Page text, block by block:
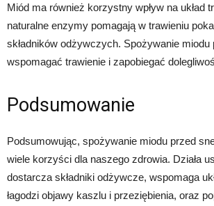
Miód ma również korzystny wpływ na układ
naturalne enzymy pomagają w trawieniu
składników odżywczych. Spożywanie
wspomagać trawienie i zapobiegać
Podsumowanie
Podsumowując, spożywanie miodu przed
wiele korzyści dla naszego zdrowia. Działa
dostarcza składniki odżywcze, wspomaga
łagodzi objawy kaszlu i przeziębienia, oraz